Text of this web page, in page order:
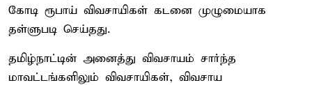
கோடி ரூபாய் விவசாயிகள் கடனை முழுமையாக
தள்ளுபடி செய்தது.
தமிழ்நாட்டின் அனைத்து விவசாயம் சார்ந்த
மாவட்டங்களிலும் விவசாயிகள், விவசாய